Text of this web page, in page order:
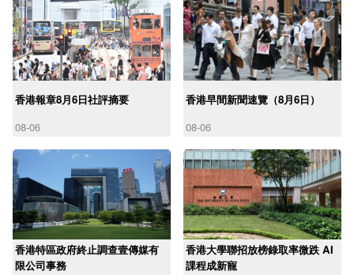
香港報章8月6日社評摘要
08-06
香港早間新聞速覽（8月6日）
08-06
香港特區政府終止調查壹傳媒有
限公司事務
香港大學聯招放榜錄取率微跌 AI
課程成新寵